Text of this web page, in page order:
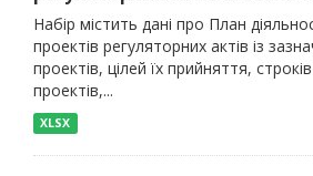
Набір містить дані про План
проектів регуляторних актів із
проектів, цілей їх прийняття,
проектів,...
XLSX